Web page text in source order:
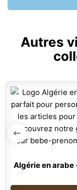
Autres
Algérie en